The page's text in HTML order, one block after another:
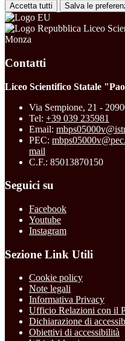
Accetta tutti Salva le
Liceo
Monza
Contatti
Liceo Scientifico Statale
Via Sempione, 21 -
Tel: +39 039 235981
Email:
PEC:
mail
C.F.: 85013870150
Seguici su
Facebook
Youtube
Instagram
Sezione Link Utili
Cookie policy
Note legali
Informativa Privacy
Ufficio Relazioni con il
Dichiarazione di
Obiettivi di accessibilità